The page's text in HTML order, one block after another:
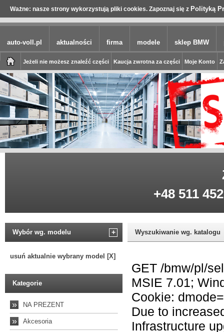
Ważne: nasze strony wykorzystują pliki cookies. Zapoznaj się z Polityką
auto-voll.pl aktualności firma modele sklep BMW
Jeżeli nie możesz znaleźć części Kaucja zwrotna za części Moje Konto
+48 511
Wybór wg. modelu +
usuń aktualnie wybrany model [X]
Kategorie
» NA PREZENT
» Akcesoria
Wyszukiwanie wg. katalogu